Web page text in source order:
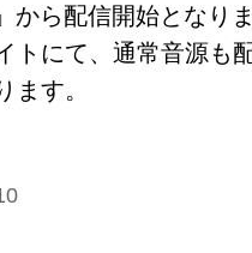
から配信開始となり
トにて、通常音源も
ます。